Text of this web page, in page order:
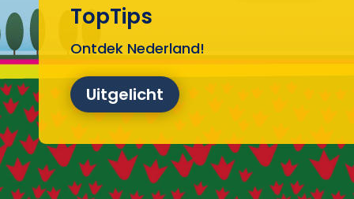
TopTips
Ontdek Nederland!
Uitgelicht